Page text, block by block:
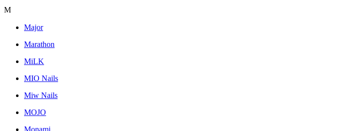
M
Major
Marathon
MiLK
MIO Nails
Miw Nails
MOJO
Monami